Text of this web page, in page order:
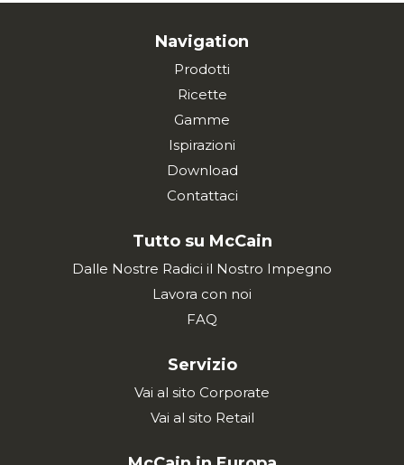
Navigation
Prodotti
Ricette
Gamme
Ispirazioni
Download
Contattaci
Tutto su McCain
Dalle Nostre Radici il Nostro Impegno
Lavora con noi
FAQ
Servizio
Vai al sito Corporate
Vai al sito Retail